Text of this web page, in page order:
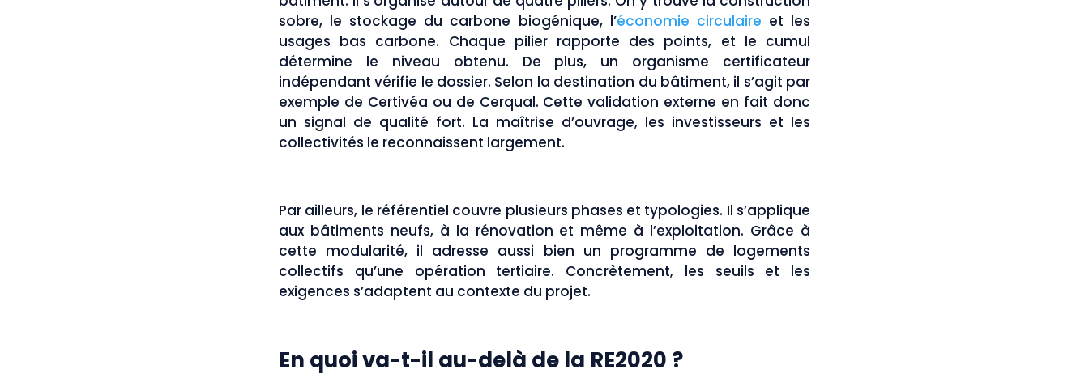
sobre, le stockage du carbone biogénique, l’économie circulaire et les
usages bas carbone. Chaque pilier rapporte des points, et le cumul
détermine le niveau obtenu. De plus, un organisme certificateur
indépendant vérifie le dossier. Selon la destination du bâtiment, il s’agit par
exemple de Certivéa ou de Cerqual. Cette validation externe en fait donc
un signal de qualité fort. La maîtrise d’ouvrage, les investisseurs et les
collectivités le reconnaissent largement.
Par ailleurs, le référentiel couvre plusieurs phases et typologies. Il s’applique
aux bâtiments neufs, à la rénovation et même à l’exploitation. Grâce à
cette modularité, il adresse aussi bien un programme de logements
collectifs qu’une opération tertiaire. Concrètement, les seuils et les
exigences s’adaptent au contexte du projet.
En quoi va-t-il au-delà de la RE2020 ?